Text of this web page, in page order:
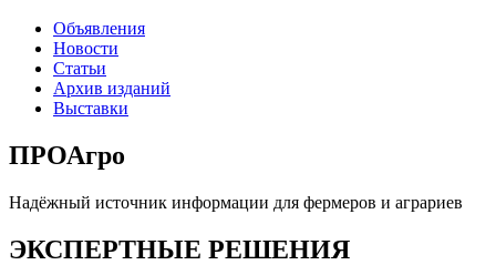
Объявления
Новости
Статьи
Архив изданий
Выставки
ПРОАгро
Надёжный источник информации для фермеров и аграриев
ЭКСПЕРТНЫЕ РЕШЕНИЯ